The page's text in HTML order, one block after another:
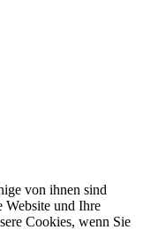
von ihnen sind
Website und Ihre
Cookies, wenn Sie